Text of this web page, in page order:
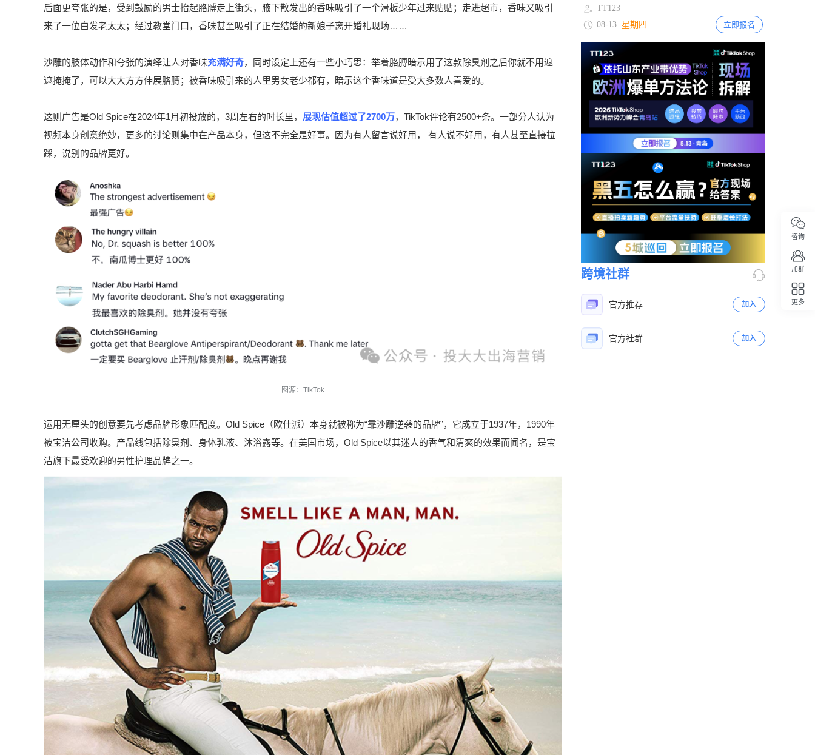
后面更夸张的是，受到鼓励的男士抬起胳膊走上街头，腋下散发出的香味吸引了一个滑板少年过来贴贴；走进超市，香味又吸引
来了一位白发老太太；经过教堂门口，香味甚至吸引了正在结婚的新娘子离开婚礼现场……
沙雕的肢体动作和夸张的演绎让人对香味充满好奇，同时设定上还有一些小巧思：举着胳膊暗示用了这款除臭剂之后你就不用遮
遮掩掩了，可以大大方方伸展胳膊；被香味吸引来的人里男女老少都有，暗示这个香味道是受大多数人喜爱的。
这则广告是Old Spice在2024年1月初投放的，3周左右的时长里， 展现估值超过了2700万，TikTok评论有2500+条。一部分人认为
视频本身创意绝妙，更多的讨论则集中在产品本身，但这不完全是好事。因为有人留言说好用， 有人说不好用，有人甚至直接拉
踩，说别的品牌更好。
图源：TikTok
运用无厘头的创意要先考虑品牌形象匹配度。Old Spice（欧仕派）本身就被称为“靠沙雕逆袭的品牌”，它成立于1937年，1990年
被宝洁公司收购。产品线包括除臭剂、身体乳液、沐浴露等。在美国市场，Old Spice以其迷人的香气和清爽的效果而闻名，是宝
洁旗下最受欢迎的男性护理品牌之一。
of
2
TT123
08-13 星期四 立即报名
跨境社群
官方推荐 加入
官方社群 加入
咨询
加群
更多